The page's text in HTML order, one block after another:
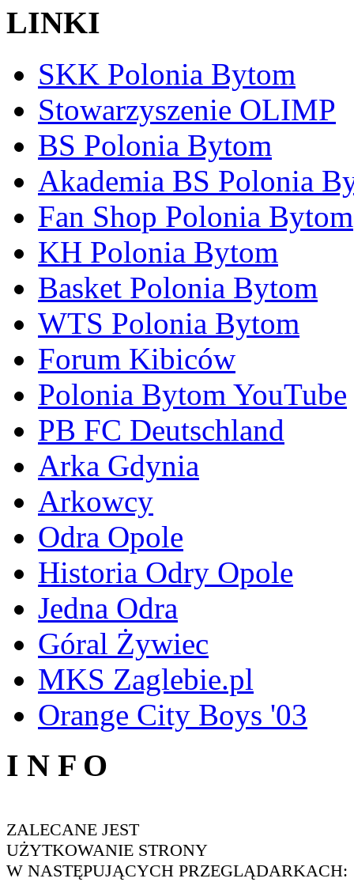
LINKI
SKK Polonia Bytom
Stowarzyszenie OLIMP
BS Polonia Bytom
Akademia BS Polonia
Fan Shop Polonia Bytom
KH Polonia Bytom
Basket Polonia Bytom
WTS Polonia Bytom
Forum Kibiców
Polonia Bytom YouTube
PB FC Deutschland
Arka Gdynia
Arkowcy
Odra Opole
Historia Odry Opole
Jedna Odra
Góral Żywiec
MKS Zaglebie.pl
Orange City Boys '03
I N F O
ZALECANE JEST
UŻYTKOWANIE STRONY
W NASTĘPUJĄCYCH PRZEGLĄDARKACH: